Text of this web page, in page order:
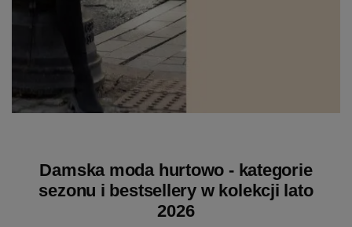
Damska moda hurtowo - kategorie
sezonu i bestsellery w kolekcji lato
2026